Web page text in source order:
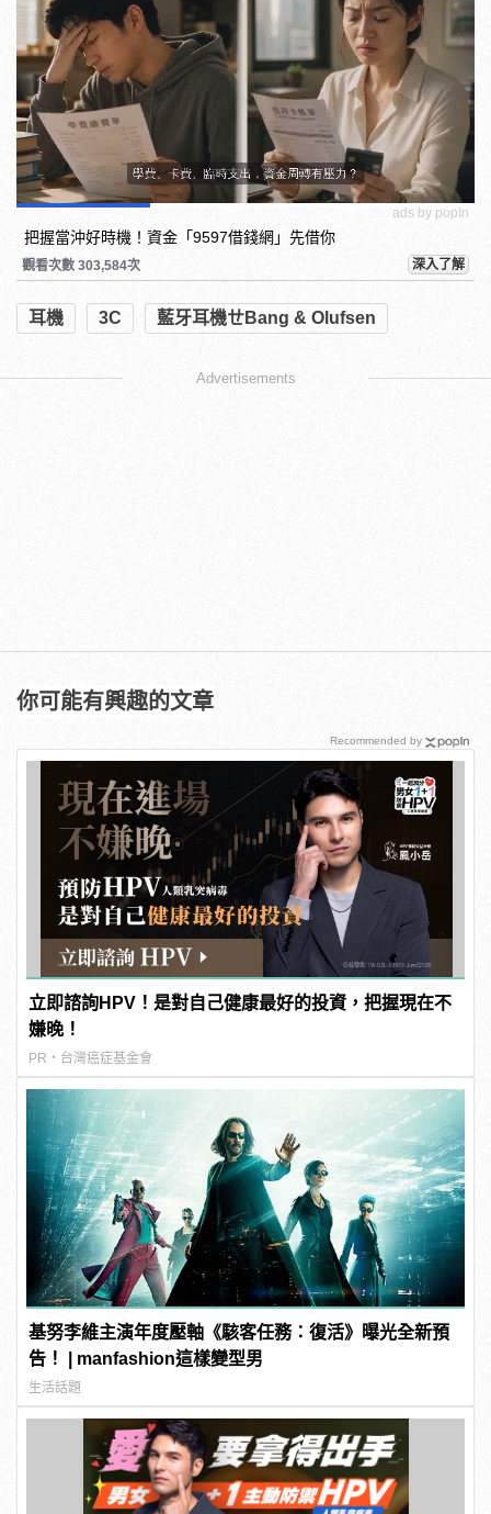
ads by popIn
把握當沖好時機！資金「9597借錢網」先借你
觀看次數 303,584次 深入了解
耳機 3C 藍牙耳機ㄝBang & Olufsen
Advertisements
你可能有興趣的文章
立即諮詢HPV！是對自己健康最好的投資，把握現在不
嫌晚！
PR・台灣癌症基金會
基努李維主演年度壓軸《駭客任務：復活》曝光全新預
告！ | manfashion這樣變型男
生活話題
Recommended by